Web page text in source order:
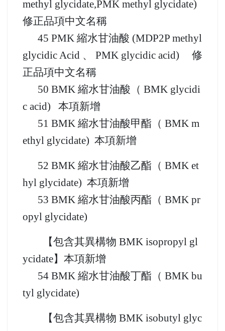
毒品先驅原料
28 PMK 縮水甘油酸甲酯（ MDP2P
methyl glycidate,PMK methyl glycidate)
修正品項中文名稱
45 PMK 縮水甘油酸 (MDP2P methyl
glycidic Acid 、 PMK glycidic acid) 修
正品項中文名稱
50 BMK 縮水甘油酸（ BMK glycidi
51 BMK 縮水甘油酸甲酯（ BMK m
ethyl glycidate) 本項新增
52 BMK 縮水甘油酸乙酯（ BMK et
53 BMK 縮水甘油酸丙酯（ BMK pr
opyl glycidate)
【包含其異構物 BMK isopropyl gl
54 BMK 縮水甘油酸丁酯（ BMK bu